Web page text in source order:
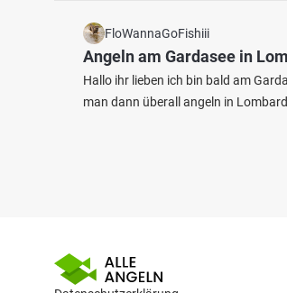
FloWannaGoFishiii
Angeln am Gardasee in
Hallo ihr lieben ich bin bald am
man dann überall angeln in